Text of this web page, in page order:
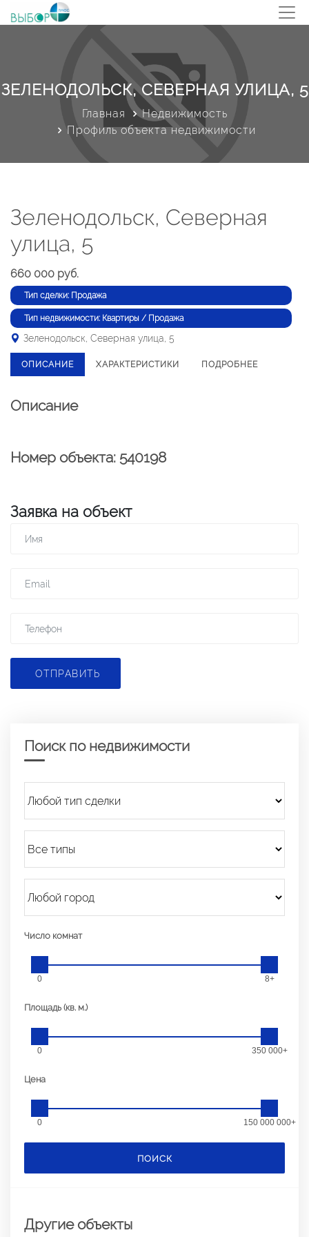
ЗЕЛЕНОДОЛЬСК, СЕВЕРНАЯ УЛИЦА, 5
Главная
Недвижимость
Профиль объекта недвижимости
Зеленодольск, Северная
улица, 5
660 000 руб.
Тип сделки: Продажа
Тип недвижимости: Квартиры / Продажа
Зеленодольск, Северная улица, 5
ОПИСАНИЕ ХАРАКТЕРИСТИКИ ПОДРОБНЕЕ
Описание
Номер объекта: 540198
Заявка на объект
ОТПРАВИТЬ
Поиск по недвижимости
Число комнат
0 8+
Площадь (кв. м.)
0 350 000+
Цена
0 150 000 000+
ПОИСК
Другие объекты